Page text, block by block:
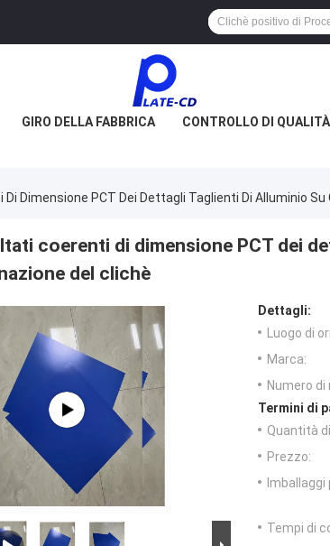
GIRO DELLA FABBRICA CONTROLLO DI QUALITÀ
Dimensione PCT Dei Dettagli Taglienti Di Alluminio Su
coerenti di dimensione PCT dei
del clichè
Dettagli:
Luogo di
Marca:
Numero di
Termini di
Quantità
Prezzo:
Tempi di